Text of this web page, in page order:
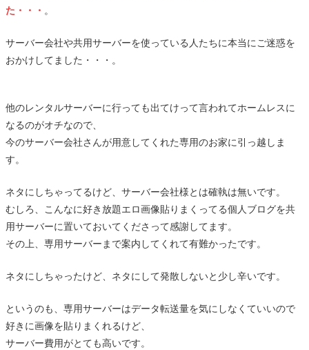
た・・・ 。
サーバー会社や共用サーバーを使っている人たちに本当にご迷惑を
おかけしてました・・・。
他のレンタルサーバーに行っても出てけって言われてホームレスに
なるのがオチなので、
今のサーバー会社さんが用意してくれた専用のお家に引っ越しま
す。
ネタにしちゃってるけど、サーバー会社様とは確執は無いです。
むしろ、こんなに好き放題エロ画像貼りまくってる個人ブログを共
用サーバーに置いておいてくださって感謝してます。
その上、専用サーバーまで案内してくれて有難かったです。
ネタにしちゃったけど、ネタにして発散しないと少し辛いです。
というのも、専用サーバーはデータ転送量を気にしなくていいので
好きに画像を貼りまくれるけど、
サーバー費用がとても高いです。